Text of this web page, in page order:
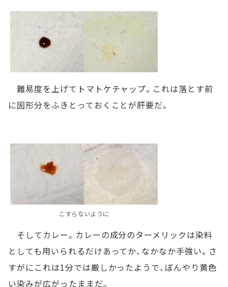
難易度を上げてトマトケチャップ。これは落とす前
に固形分をふきとっておくことが肝要だ。
こすらないように
そしてカレー。カレーの成分のターメリックは染料
としても用いられるだけあってか、なかなか手強い。さ
すがにこれは1分では厳しかったようで、ぼんやり黄色
い染みが広がったままだ。